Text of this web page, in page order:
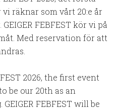
räknar som vårt 20:e år
FEBFEST kör vi på
Med reservation för att
2026, the first event
be our 20th as an
FEBFEST will be